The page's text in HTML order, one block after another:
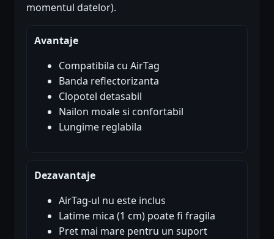
momentul datelor).
Avantaje
Compatibila cu AirTag
Banda reflectorizanta
Clopotel detasabil
Nailon moale si confortabil
Lungime reglabila
Dezavantaje
AirTag-ul nu este inclus
Latime mica (1 cm) poate fi fragila
Pret mai mare pentru un suport